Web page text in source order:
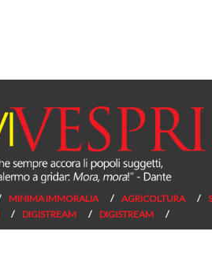
MINIMA IMMORALIA AGRICOLTURA
DIGISTREAM DIGISTREAM